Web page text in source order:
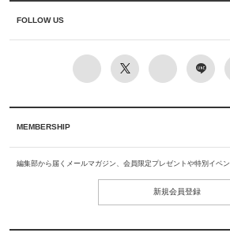
FOLLOW US
MEMBERSHIP
編集部から届くメールマガジン、会員限定プレゼントや特別イベ
新規会員登録